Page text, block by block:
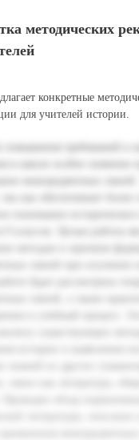
методических
конкретные
для учителей истории.